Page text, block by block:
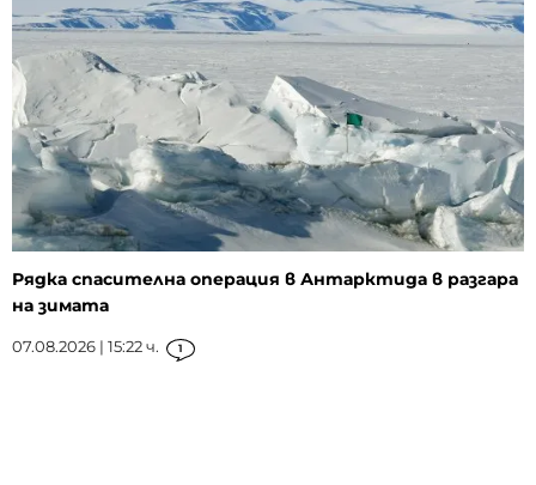
Рядка спасителна операция в Антарктида в разгара
на зимата
07.08.2026 | 15:22 ч. 1